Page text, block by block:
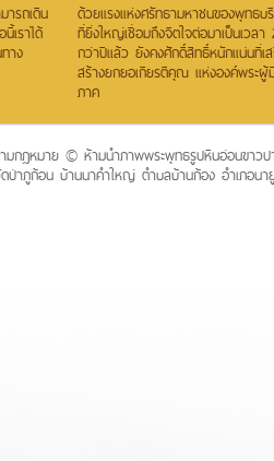
ารถเดิน
เราได้
าง
ด้วยแรงแห่งศรัทธามหาชนของพุทธบ
ที่ยิ่งใหญ่เชื่อมถึงจิตใจต่อมาเป็นเวลา
กว่าปีแล้ว ยังคงศักดิ์สิทธิ์หนักแน่นที่เ
สร้างยกยอเกียรติคุณ แห่งองค์พระผู้
ภาค
มกฏหมาย © ห้ามนำภาพพระพุทธรูปหินอ่อนขาวป
ป่าภูก้อน บ้านนาคำใหญ่ ตำบลบ้านก้อง อำเภอน